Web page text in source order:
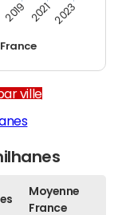
2019 2021 2023
ville
Moyenne
France